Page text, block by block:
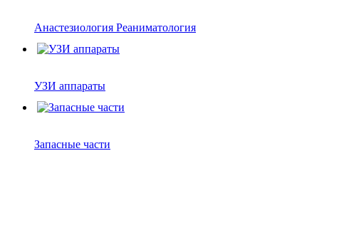
Анастезиология Реаниматология
УЗИ аппараты
Запасные части